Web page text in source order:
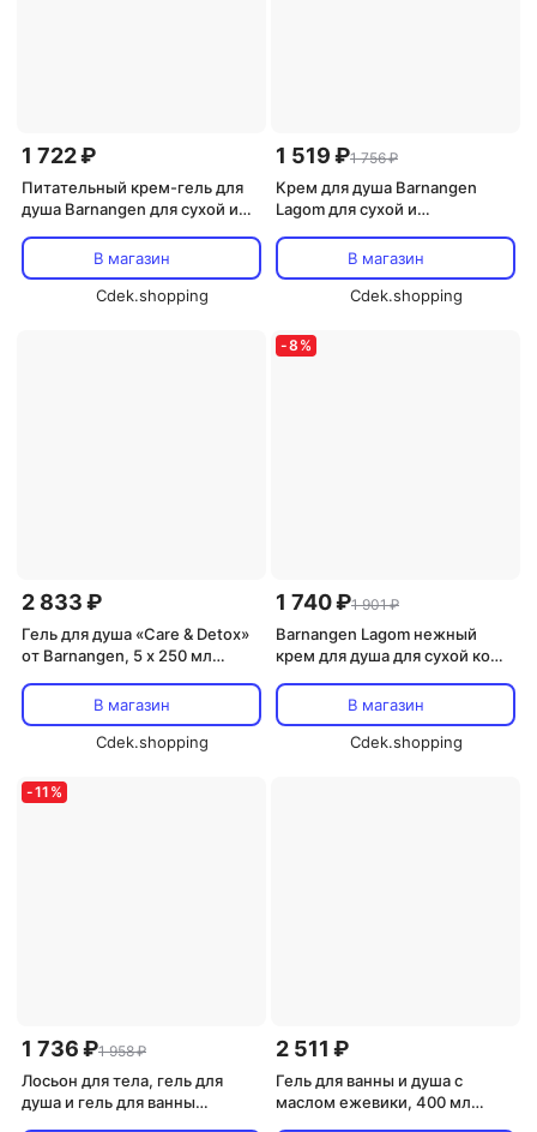
1 722 ₽
Питательный крем-гель для
душа Barnangen для сухой и
В магазин
Cdek.shopping
1 519 ₽1 756 ₽
Крем для душа Barnangen
Lagom для сухой и
В магазин
Cdek.shopping
2 833 ₽
Гель для душа «Care & Detox»
от Barnangen, 5 x 250 мл
В магазин
Cdek.shopping
-8 %
1 740 ₽1 901 ₽
Barnangen Lagom нежный
крем для душа для сухой кожи
В магазин
Cdek.shopping
-11 %
1 736 ₽1 958 ₽
Лосьон для тела, гель для
душа и гель для ванны
2 511 ₽
Гель для ванны и душа с
маслом ежевики, 400 мл